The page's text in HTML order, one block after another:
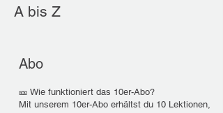
A bis Z
Abo
🎫 Wie funktioniert das 10er-Abo?
Mit unserem 10er-Abo erhältst du 10 Lektionen,